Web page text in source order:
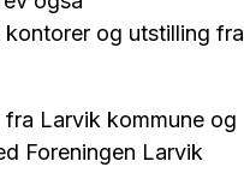
og utstilling fra
Larvik kommune og
Foreningen Larvik